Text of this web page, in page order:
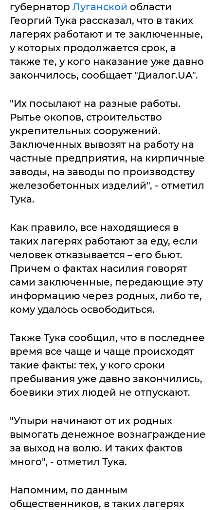
губернатор Луганской области
Георгий Тука рассказал, что в таких
лагерях работают и те заключенные,
у которых продолжается срок, а
также те, у кого наказание уже давно
закончилось, сообщает "Диалог.UA".
"Их посылают на разные работы.
Рытье окопов, строительство
укрепительных сооружений.
Заключенных вывозят на работу на
частные предприятия, на кирпичные
заводы, на заводы по производству
железобетонных изделий", - отметил
Тука.
Как правило, все находящиеся в
таких лагерях работают за еду, если
человек отказывается – его бьют.
Причем о фактах насилия говорят
сами заключенные, передающие эту
информацию через родных, либо те,
кому удалось освободиться.
Также Тука сообщил, что в последнее
время все чаще и чаще происходят
такие факты: тех, у кого сроки
пребывания уже давно закончились,
боевики этих людей не отпускают.
"Упыри начинают от их родных
вымогать денежное вознаграждение
за выход на волю. И таких фактов
много", - отметил Тука.
Напомним, по данным
общественников, в таких лагерях